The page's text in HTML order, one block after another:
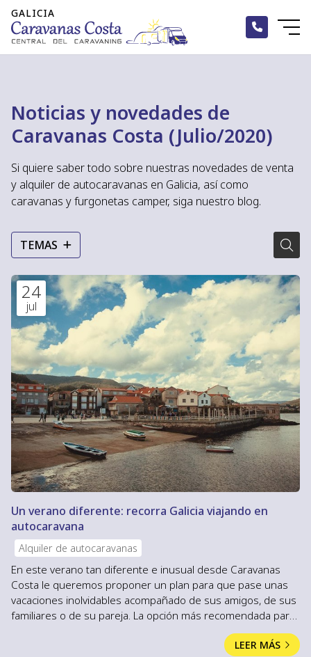
Noticias y novedades de
Caravanas Costa (Julio/2020)
Si quiere saber todo sobre nuestras novedades de venta
y alquiler de autocaravanas en Galicia, así como
caravanas y furgonetas camper, siga nuestro blog.
TEMAS
24
jul
Un verano diferente: recorra Galicia viajando en
autocaravana
Alquiler de autocaravanas
En este verano tan diferente e inusual desde Caravanas
Costa le queremos proponer un plan para que pase unas
vacaciones inolvidables acompañado de sus amigos, de sus
familiares o de su pareja. La opción más recomendada para
pasar unos días tranquilos y de descanso este 2020 es
alquilar una autocaravana. En nuestro servicio de alquiler de
LEER MÁS